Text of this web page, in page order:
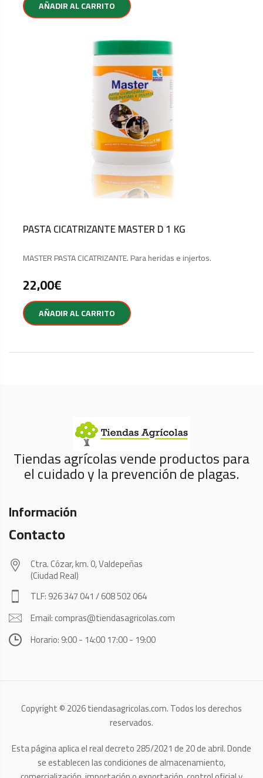
AÑADIR AL CARRITO
PASTA CICATRIZANTE MASTER D 1 KG
MASTER PASTA CICATRIZANTE. Para heridas e injertos.
22,00€
AÑADIR AL CARRITO
Tiendas agrícolas vende productos para
el cuidado y la prevención de plagas.
Información
Contacto
Ctra. Cózar, km. 0, Valdepeñas
(Ciudad Real)
TLF: 926 347 041 / 608 502 064
Email: compras@tiendasagricolas.com
Horario: 9:00 - 14:00 17:00 - 19:00
Copyright © 2026 tiendasagricolas.com. Todos los derechos
reservados.
Esta página aplica el real decreto 285/2021 de 20 de abril. Donde
se establecen las condiciones de almacenamiento,